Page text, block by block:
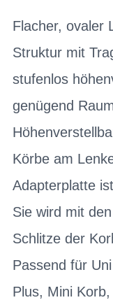
Flacher, ovaler
Struktur mit
stufenlos
genügend
Körbe am
Adapterplatte
Sie wird mit
Schlitze der
Passend für
Plus, Mini